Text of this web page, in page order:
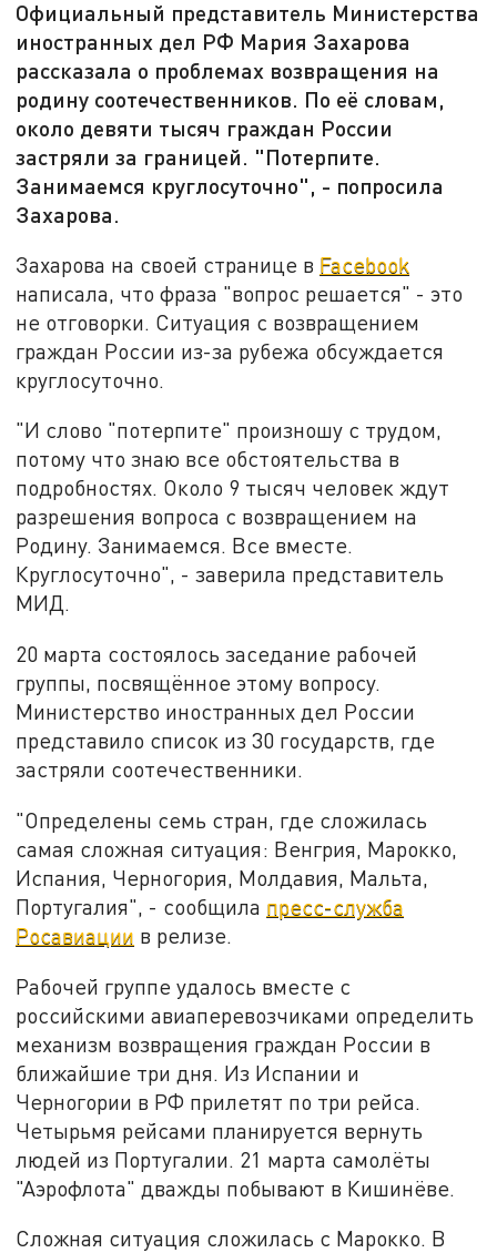
Официальный представитель Министерства
иностранных дел РФ Мария Захарова
рассказала о проблемах возвращения на
родину соотечественников. По её словам,
около девяти тысяч граждан России
застряли за границей. "Потерпите.
Занимаемся круглосуточно", - попросила
Захарова.
Захарова на своей странице в Facebook
написала, что фраза "вопрос решается" - это
не отговорки. Ситуация с возвращением
граждан России из-за рубежа обсуждается
круглосуточно.
"И слово "потерпите" произношу с трудом,
потому что знаю все обстоятельства в
подробностях. Около 9 тысяч человек ждут
разрешения вопроса с возвращением на
Родину. Занимаемся. Все вместе.
Круглосуточно", - заверила представитель
МИД.
20 марта состоялось заседание рабочей
группы, посвящённое этому вопросу.
Министерство иностранных дел России
представило список из 30 государств, где
застряли соотечественники.
"Определены семь стран, где сложилась
самая сложная ситуация: Венгрия, Марокко,
Испания, Черногория, Молдавия, Мальта,
Португалия", - сообщила пресс-служба
Росавиации в релизе.
Рабочей группе удалось вместе с
российскими авиаперевозчиками определить
механизм возвращения граждан России в
ближайшие три дня. Из Испании и
Черногории в РФ прилетят по три рейса.
Четырьмя рейсами планируется вернуть
людей из Португалии. 21 марта самолёты
"Аэрофлота" дважды побывают в Кишинёве.
Сложная ситуация сложилась с Марокко. В